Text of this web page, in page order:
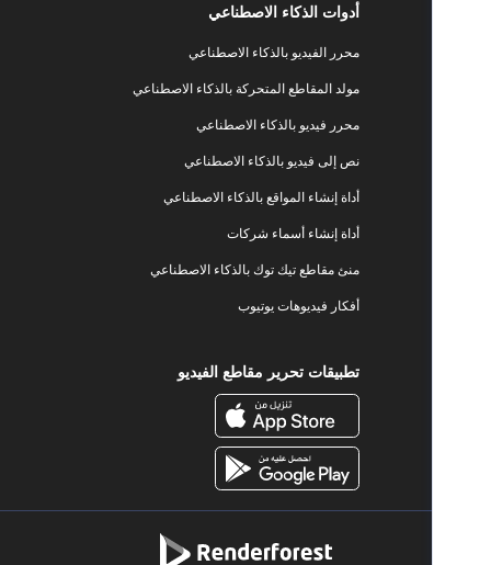
أدوات الذكاء الاصطناعي
محرر الفيديو بالذكاء الاصطناعي
مولد المقاطع المتحركة بالذكاء الاصطناعي
محرر فيديو بالذكاء الاصطناعي
نص إلى فيديو بالذكاء الاصطناعي
أداة إنشاء المواقع بالذكاء الاصطناعي
أداة إنشاء أسماء شركات
منئ مقاطع تيك توك بالذكاء الاصطناعي
أفكار فيديوهات يوتيوب
تطبيقات تحرير مقاطع الفيديو